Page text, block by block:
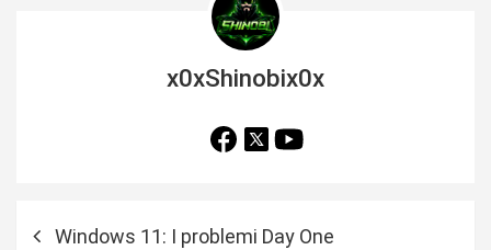
x0xShinobix0x
Windows 11: I problemi Day One